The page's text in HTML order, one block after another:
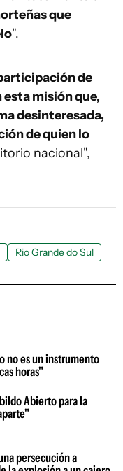
que
".
de
misión que,
desinteresada,
de quien lo
nacional",
Rio Grande do Sul
no es un instrumento
horas"
Abierto para la
persecución a